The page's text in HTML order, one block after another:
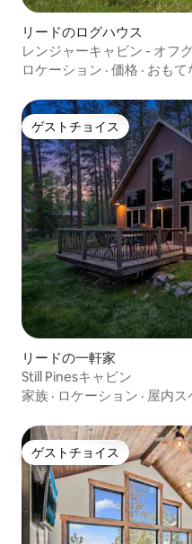
リードのログハウス
レンジャーキャビン - オフ
ロケーション · 価格 · おもて
ゲストチョイス
ゲストチョイス
リードの一軒家
Still Pinesキャビン
家族 · ロケーション · 屋内ス
ゲストチョイス
ゲストチョイス